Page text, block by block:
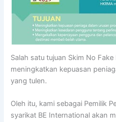
Salah satu tujuan Skim No
meningkatkan kepuasan
yang tulen.
Oleh itu, kami sebagai Pemilik
syarikat BE International akan